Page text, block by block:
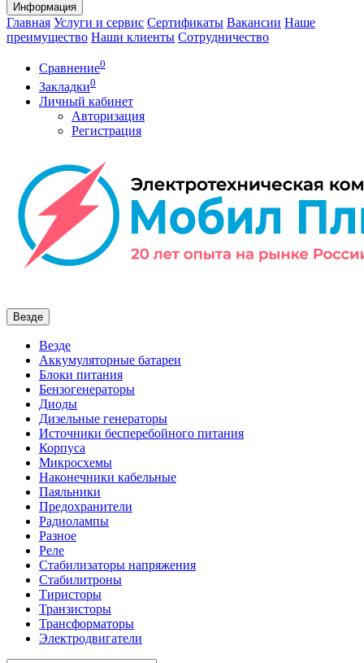
Информация
Главная Услуги и сервис Сертификаты Вакансии Наше
преимущество Наши клиенты Сотрудничество
Сравнение0
Закладки0
Личный кабинет
Авторизация
Регистрация
Везде
Везде
Аккумуляторные батареи
Блоки питания
Бензогенераторы
Диоды
Дизельные генераторы
Источники бесперебойного питания
Корпуса
Микросхемы
Наконечники кабельные
Паяльники
Предохранители
Радиолампы
Разное
Реле
Стабилизаторы напряжения
Стабилитроны
Тиристоры
Транзисторы
Трансформаторы
Электродвигатели